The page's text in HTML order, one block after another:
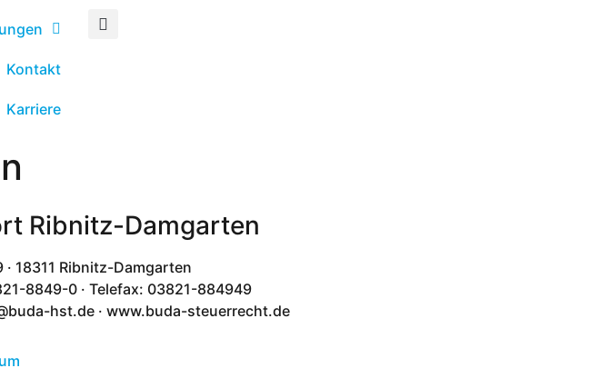
Kontakt
Karriere
Ribnitz-Damgarten
· 18311 Ribnitz-Damgarten
8849-0 · Telefax: 03821-884949
hst.de · www.buda-steuerrecht.de